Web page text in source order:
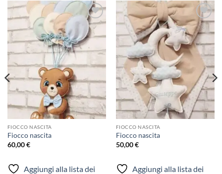
Aggiungi
alla lista
dei
desideri
FIOCCO NASCITA
Fiocco nascita
60,00€
Aggiungi alla lista dei
Aggiungi
alla lista
dei
desideri
FIOCCO NASCITA
Fiocco nascita
50,00€
Aggiungi alla lista dei